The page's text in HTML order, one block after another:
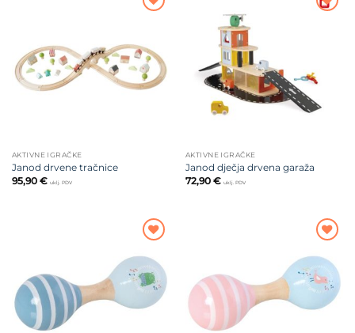
AKTIVNE IGRAČKE
Janod drvene tračnice
95,90 € uklj. PDV
AKTIVNE IGRAČKE
Janod dječja drvena garaža
72,90 € uklj. PDV
na listu
želja
na listu
želja